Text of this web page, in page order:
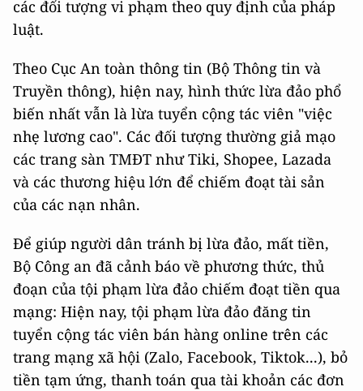
các đối tượng vi phạm theo quy định của pháp
luật.
Theo Cục An toàn thông tin (Bộ Thông tin và
Truyền thông), hiện nay, hình thức lừa đảo phổ
biến nhất vẫn là lừa tuyển cộng tác viên "việc
nhẹ lương cao". Các đối tượng thường giả mạo
các trang sàn TMĐT như Tiki, Shopee, Lazada
và các thương hiệu lớn để chiếm đoạt tài sản
của các nạn nhân.
Để giúp người dân tránh bị lừa đảo, mất tiền,
Bộ Công an đã cảnh báo về phương thức, thủ
đoạn của tội phạm lừa đảo chiếm đoạt tiền qua
mạng: Hiện nay, tội phạm lừa đảo đăng tin
tuyển cộng tác viên bán hàng online trên các
trang mạng xã hội (Zalo, Facebook, Tiktok...), bỏ
tiền tạm ứng, thanh toán qua tài khoản các đơn